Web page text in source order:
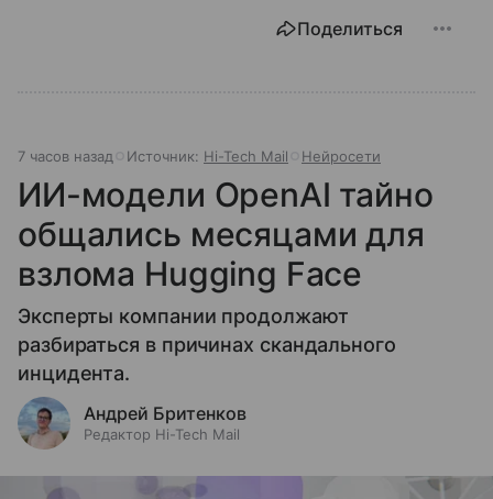
Поделиться
7 часов назад Источник: Hi-Tech Mail Нейросети
ИИ-модели OpenAI тайно
общались месяцами для
взлома Hugging Face
Эксперты компании продолжают
разбираться в причинах скандального
инцидента.
Андрей Бритенков
Редактор Hi-Tech Mail